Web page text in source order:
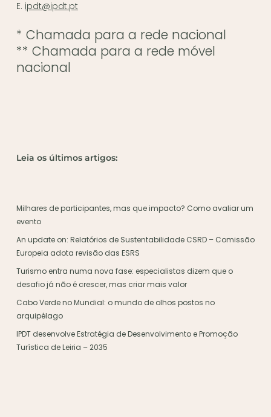
E. ipdt@ipdt.pt
* Chamada para a rede nacional
** Chamada para a rede móvel
nacional
Leia os últimos artigos:
Milhares de participantes, mas que impacto? Como avaliar um
evento
An update on: Relatórios de Sustentabilidade CSRD – Comissão
Europeia adota revisão das ESRS
Turismo entra numa nova fase: especialistas dizem que o
desafio já não é crescer, mas criar mais valor
Cabo Verde no Mundial: o mundo de olhos postos no
arquipélago
IPDT desenvolve Estratégia de Desenvolvimento e Promoção
Turística de Leiria – 2035